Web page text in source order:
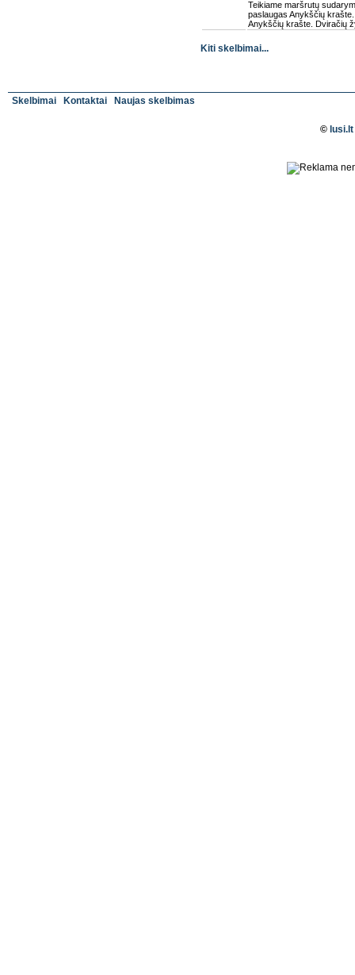
Teikiame maršrutų
paslaugas Anykščių
Anykščių krašte. Dviračių
Kiti skelbimai...
Skelbimai Kontaktai Naujas skelbimas
©